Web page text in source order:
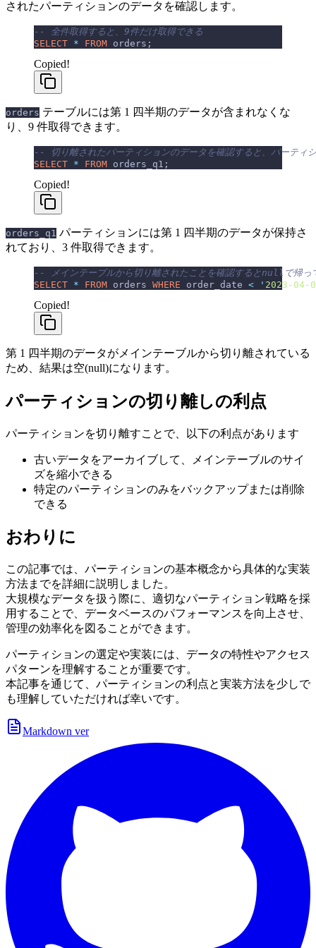
されたパーティションのデータを確認します。
-- 全件取得すると、9件だけ取得できる
SELECT * FROM orders;
Copied!
orders テーブルには第 1 四半期のデータが含まれなくな
り、9 件取得できます。
-- 切り離されたパーティションのデータを確認すると、パーティ
SELECT * FROM orders_q1;
Copied!
orders_q1 パーティションには第 1 四半期のデータが保持さ
れており、3 件取得できます。
-- メインテーブルから切り離されたことを確認するとnullで帰っ
SELECT * FROM orders WHERE order_date < ' 2023-04-
Copied!
第 1 四半期のデータがメインテーブルから切り離されている
ため、結果は空(null)になります。
パーティションの切り離しの利点
パーティションを切り離すことで、以下の利点があります
古いデータをアーカイブして、メインテーブルのサイ
ズを縮小できる
特定のパーティションのみをバックアップまたは削除
できる
おわりに
この記事では、パーティションの基本概念から具体的な実装
方法までを詳細に説明しました。
大規模なデータを扱う際に、適切なパーティション戦略を採
用することで、データベースのパフォーマンスを向上させ、
管理の効率化を図ることができます。
パーティションの選定や実装には、データの特性やアクセス
パターンを理解することが重要です。
本記事を通じて、パーティションの利点と実装方法を少しで
も理解していただければ幸いです。
Markdown ver